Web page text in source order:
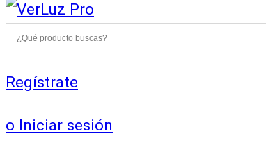
Regístrate
o Iniciar sesión